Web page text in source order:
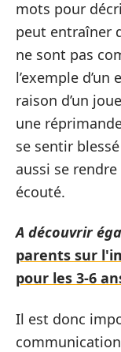
mots pour
peut entraîner
ne sont pas
l’exemple
raison d’un
une
se sentir
aussi se rendre
écouté.
A découvrir
parents sur
pour les 3-6
Il est donc